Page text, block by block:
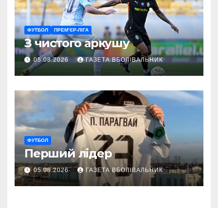
ФУТБОЛ ПРЕМ’ЄР-ЛІГА
З чистого аркушу
05.08.2026 ГАЗЕТА ВБОЛІВАЛЬНИК
ФУТБОЛ
Перший лідер
05.08.2026 ГАЗЕТА ВБОЛІВАЛЬНИК